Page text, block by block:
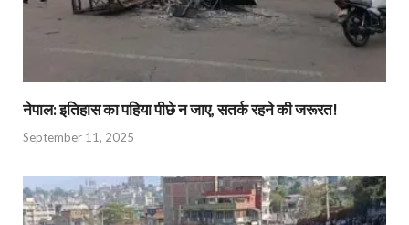
नेपाल: इतिहास का पहिया पीछे न जाए, सतर्क रहने की जरूरत!
September 11, 2025